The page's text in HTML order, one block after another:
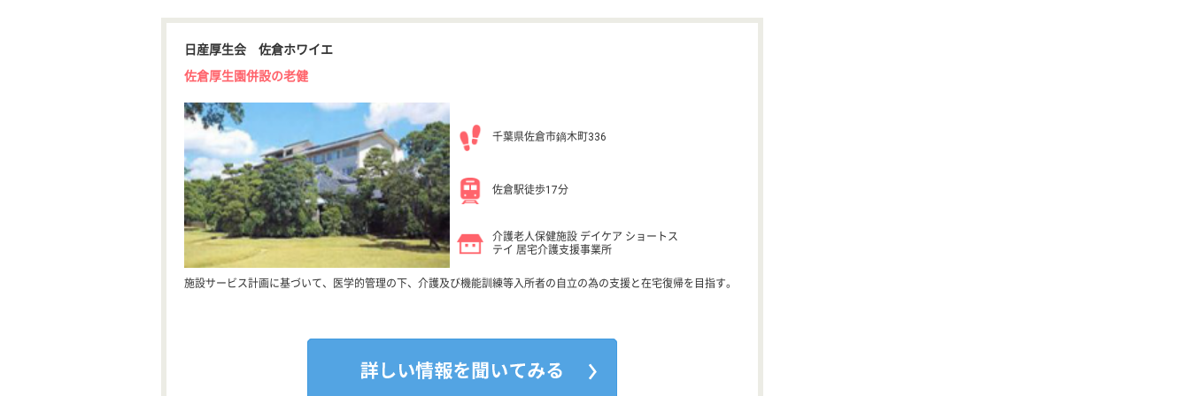
日産厚生会 佐倉ホワイエ
佐倉厚生園併設の老健
千葉県佐倉市鏑木町336
佐倉駅徒歩17分
介護老人保健施設 デイケア ショートス
テイ 居宅介護支援事業所
施設サービス計画に基づいて、医学的管理の下、介護及び機能訓練等入所者の自立の為の支援と在宅復帰を目指す。